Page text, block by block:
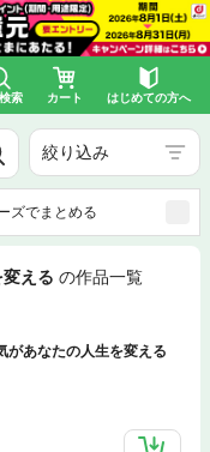
索 カート はじめての方へ
絞り込み
ズでまとめる
変える の作品一覧
があなたの人生を変える